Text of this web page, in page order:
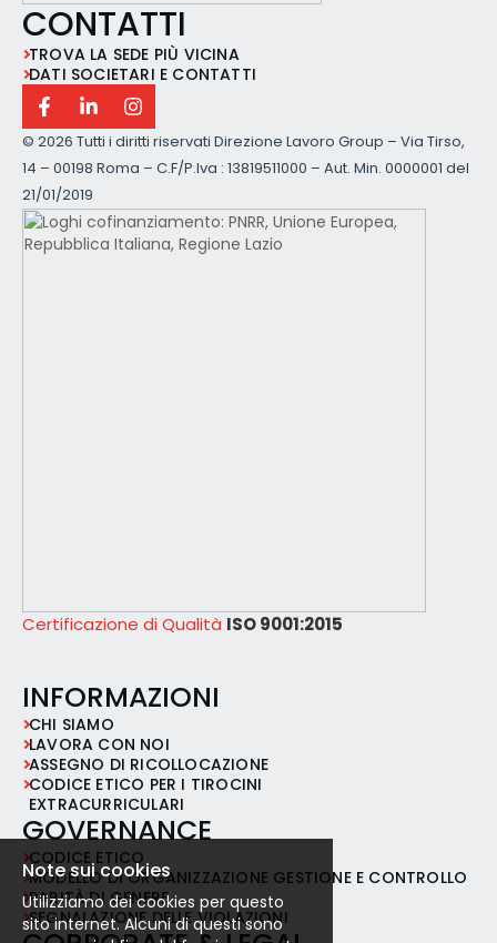
CONTATTI
TROVA LA SEDE PIÙ VICINA
DATI SOCIETARI E CONTATTI
© 2026 Tutti i diritti riservati Direzione Lavoro Group – Via Tirso,
14 – 00198 Roma – C.F/P.Iva : 13819511000 – Aut. Min. 0000001 del
21/01/2019
Certificazione di Qualità ISO 9001:2015
INFORMAZIONI
CHI SIAMO
LAVORA CON NOI
ASSEGNO DI RICOLLOCAZIONE
CODICE ETICO PER I TIROCINI
EXTRACURRICULARI
GOVERNANCE
CODICE ETICO
MODELLO DI ORGANIZZAZIONE GESTIONE E CONTROLLO
PARITÀ DI GENERE
SEGNALAZIONE DELLE VIOLAZIONI
Note sui cookies
Utilizziamo dei cookies per questo
sito internet. Alcuni di questi sono